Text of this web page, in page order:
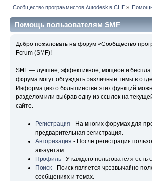
Сообщество программистов Autodesk в СНГ »
Помощь пользователям SMF
Добро пожаловать на форум «Сообщество
Forum (SMF)!
SMF — лучшее, эффективное, мощное и
форума могут обсуждать различные темы в
Информацию о большинстве этих функций
разделом или выбрав одну из ссылок на
сайте.
Регистрация - На многих форумах для
предварительная регистрация.
Авторизация - После регистрации
аккаунтам.
Профиль - У каждого пользователя
Поиск - Поиск является чрезвычайно
сообщениях и темах.